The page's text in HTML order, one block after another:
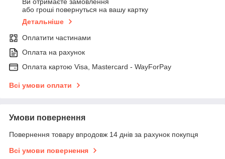
або гроші повернуться на вашу картку
Детальніше
Оплатити частинами
Оплата на рахунок
Оплата картою Visa, Mastercard - WayForPay
Всі умови оплати
Умови повернення
Повернення товару впродовж 14 днів за рахунок покупця
Всі умови повернення